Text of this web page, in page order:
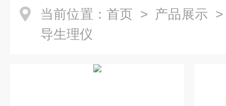
当前位置： 首页 > 产品展示
导生理仪